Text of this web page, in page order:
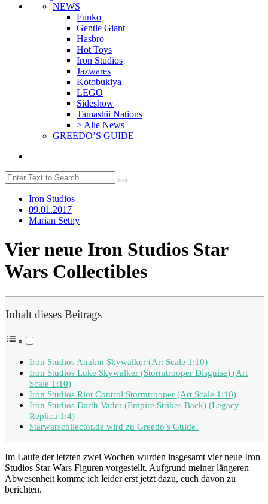
NEWS
Funko
Gentle Giant
Hasbro
Hot Toys
Iron Studios
Jazwares
Kotobukiya
LEGO
Sideshow
Tamashii Nations
> Alle News
GREEDO’S GUIDE
Iron Studios
09.01.2017
Marian Setny
Vier neue Iron Studios Star
Wars Collectibles
Inhalt dieses Beitrags
Iron Studios Anakin Skywalker (Art Scale 1:10)
Iron Studios Luke Skywalker (Stormtrooper Disguise) (Art
Scale 1:10)
Iron Studios Riot Control Stormtrooper (Art Scale 1:10)
Iron Studios Darth Vader (Empire Strikes Back) (Legacy
Replica 1:4)
Starwarscollector.de wird zu Greedo’s Guide!
Im Laufe der letzten zwei Wochen wurden insgesamt vier neue Iron
Studios Star Wars Figuren vorgestellt. Aufgrund meiner längeren
Abwesenheit komme ich leider erst jetzt dazu, euch davon zu
berichten.